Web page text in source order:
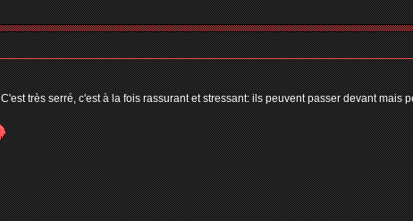
très serré, c'est à la fois rassurant et stressant: ils peuvent passer devant mais